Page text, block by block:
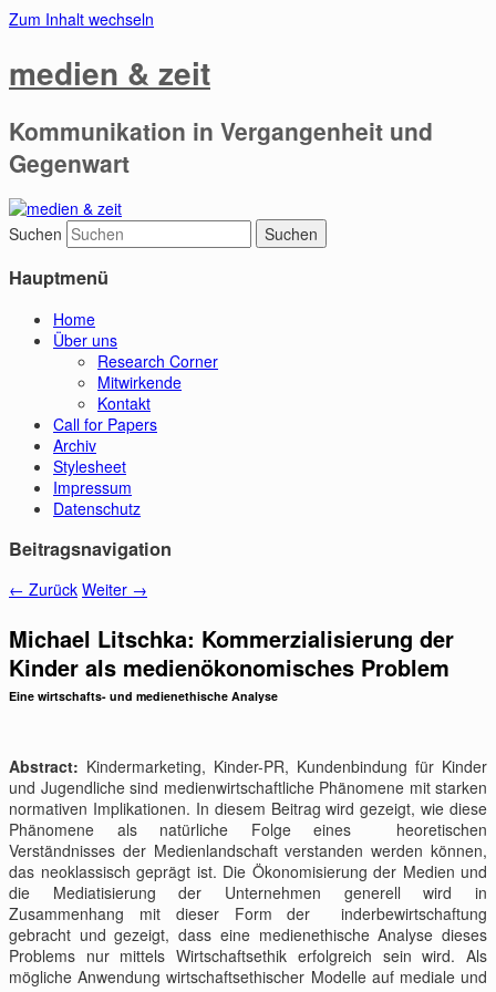
Zum Inhalt wechseln
medien & zeit
Kommunikation in Vergangenheit und
Gegenwart
Suchen
Hauptmenü
Home
Über uns
Research Corner
Mitwirkende
Kontakt
Call for Papers
Archiv
Stylesheet
Impressum
Datenschutz
Beitragsnavigation
← Zurück Weiter →
Michael Litschka: Kommerzialisierung der
Kinder als medienökonomisches Problem
Eine wirtschafts- und medienethische Analyse
Abstract: Kindermarketing, Kinder-PR, Kundenbindung für Kinder
und Jugendliche sind medienwirtschaftliche Phänomene mit starken
normativen Implikationen. In diesem Beitrag wird gezeigt, wie diese
Phänomene als natürliche Folge eines heoretischen
Verständnisses der Medienlandschaft verstanden werden können,
das neoklassisch geprägt ist. Die Ökonomisierung der Medien und
die Mediatisierung der Unternehmen generell wird in
Zusammenhang mit dieser Form der inderbewirtschaftung
gebracht und gezeigt, dass eine medienethische Analyse dieses
Problems nur mittels Wirtschaftsethik erfolgreich sein wird. Als
mögliche Anwendung wirtschaftsethischer Modelle auf mediale und